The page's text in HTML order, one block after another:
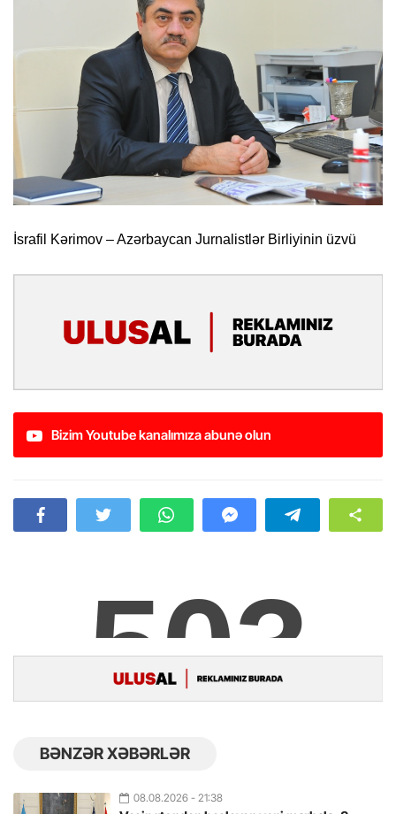
İsrafil Kərimov – Azərbaycan Jurnalistlər Birliyinin üzvü
Bizim Youtube kanalımıza abunə olun
BƏNZƏR XƏBƏRLƏR
08.08.2026 - 21:38